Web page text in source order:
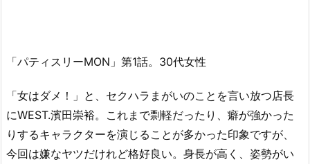
「パティスリーMON」第1話。30代女性
「女はダメ！」と、セクハラまがいのことを言い放つ店長
にWEST.濱田崇裕。これまで剽軽だったり、癖が強かった
りするキャラクターを演じることが多かった印象ですが、
今回は嫌なヤツだけれど格好良い。身長が高く、姿勢がい